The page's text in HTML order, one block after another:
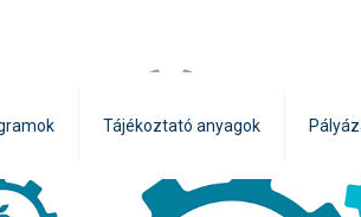
Tájékoztató anyagok